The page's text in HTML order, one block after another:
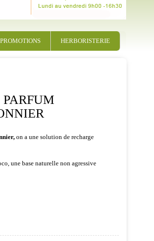
PROMOTIONS HERBORISTERIE
on a une solution de recharge
une base naturelle non agressive